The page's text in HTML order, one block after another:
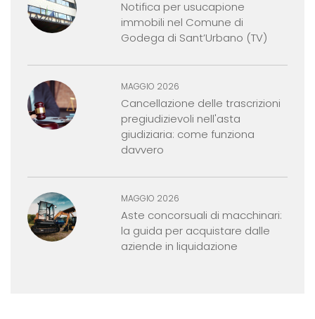
Notifica per usucapione
immobili nel Comune di
Godega di Sant’Urbano (TV)
MAGGIO 2026
Cancellazione delle trascrizioni
pregiudizievoli nell'asta
giudiziaria: come funziona
davvero
MAGGIO 2026
Aste concorsuali di macchinari:
la guida per acquistare dalle
aziende in liquidazione